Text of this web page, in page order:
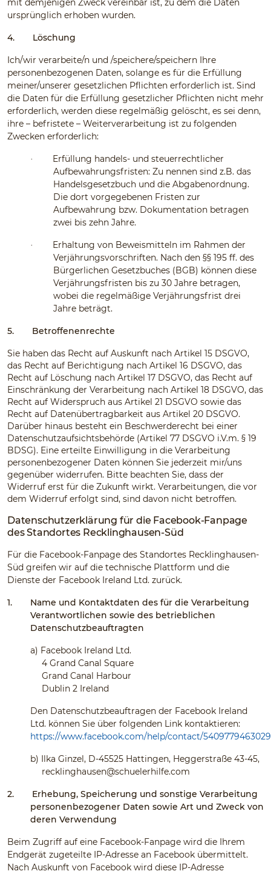
mit demjenigen Zweck vereinbar ist, zu dem die Daten
ursprünglich erhoben wurden.
4. Löschung
Ich/wir verarbeite/n und /speichere/speichern Ihre
personenbezogenen Daten, solange es für die Erfüllung
meiner/unserer gesetzlichen Pflichten erforderlich ist. Sind
die Daten für die Erfüllung gesetzlicher Pflichten nicht mehr
erforderlich, werden diese regelmäßig gelöscht, es sei denn,
ihre – befristete – Weiterverarbeitung ist zu folgenden
Zwecken erforderlich:
·
Erfüllung handels- und steuerrechtlicher
Aufbewahrungsfristen: Zu nennen sind z.B. das
Handelsgesetzbuch und die Abgabenordnung.
Die dort vorgegebenen Fristen zur
Aufbewahrung bzw. Dokumentation betragen
zwei bis zehn Jahre.
·
Erhaltung von Beweismitteln im Rahmen der
Verjährungsvorschriften. Nach den §§ 195 ff. des
Bürgerlichen Gesetzbuches (BGB) können diese
Verjährungsfristen bis zu 30 Jahre betragen,
wobei die regelmäßige Verjährungsfrist drei
Jahre beträgt.
5. Betroffenenrechte
Sie haben das Recht auf Auskunft nach Artikel 15 DSGVO,
das Recht auf Berichtigung nach Artikel 16 DSGVO, das
Recht auf Löschung nach Artikel 17 DSGVO, das Recht auf
Einschränkung der Verarbeitung nach Artikel 18 DSGVO, das
Recht auf Widerspruch aus Artikel 21 DSGVO sowie das
Recht auf Datenübertragbarkeit aus Artikel 20 DSGVO.
Darüber hinaus besteht ein Beschwerderecht bei einer
Datenschutzaufsichtsbehörde (Artikel 77 DSGVO i.V.m. § 19
BDSG). Eine erteilte Einwilligung in die Verarbeitung
personenbezogener Daten können Sie jederzeit mir/uns
gegenüber widerrufen. Bitte beachten Sie, dass der
Widerruf erst für die Zukunft wirkt. Verarbeitungen, die vor
dem Widerruf erfolgt sind, sind davon nicht betroffen.
Datenschutzerklärung für die Facebook-Fanpage
des Standortes Recklinghausen-Süd
Für die Facebook-Fanpage des Standortes Recklinghausen-
Süd greifen wir auf die technische Plattform und die
Dienste der Facebook Ireland Ltd. zurück.
1.
Name und Kontaktdaten des für die Verarbeitung
Verantwortlichen sowie des betrieblichen
Datenschutzbeauftragten
a) Facebook Ireland Ltd.
4 Grand Canal Square
Grand Canal Harbour
Dublin 2 Ireland
Den Datenschutzbeauftragen der Facebook Ireland
Ltd. können Sie über folgenden Link kontaktieren:
https://www.facebook.com/help/contact/
b) Ilka Ginzel, D-45525 Hattingen, Heggerstraße 43-45,
recklinghausen@schuelerhilfe.com
2.
Erhebung, Speicherung und sonstige Verarbeitung
personenbezogener Daten sowie Art und Zweck von
deren Verwendung
Beim Zugriff auf eine Facebook-Fanpage wird die Ihrem
Endgerät zugeteilte IP-Adresse an Facebook übermittelt.
Nach Auskunft von Facebook wird diese IP-Adresse